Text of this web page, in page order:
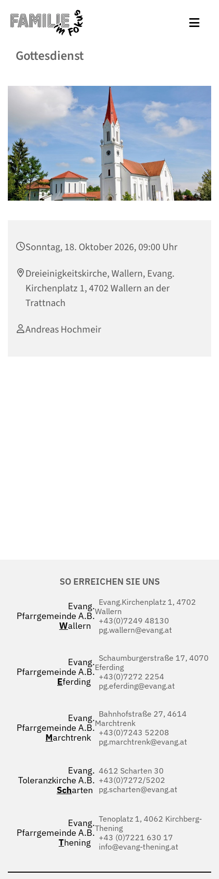
Gottesdienst
Sonntag, 18. Oktober 2026, 09:00 Uhr
Dreieinigkeitskirche, Wallern, Evang.
Kirchenplatz 1, 4702 Wallern an der
Trattnach
Andreas Hochmeir
SO ERREICHEN SIE UNS
Evang.
Pfarrgemeinde A.B.
Wallern
Evang.Kirchenplatz 1, 4702
Wallern
+43(0)7249 48130
pg.wallern@evang.at
Evang.
Pfarrgemeinde A.B.
Eferding
Schaumburgerstraße 17, 4070
Eferding
+43(0)7272 2254
pg.eferding@evang.at
Evang.
Pfarrgemeinde A.B.
Marchtrenk
Bahnhofstraße 27, 4614
Marchtrenk
+43(0)7243 52208
pg.marchtrenk@evang.at
Evang.
Toleranzkirche A.B.
Scharten
4612 Scharten 30
+43(0)7272/5202
pg.scharten@evang.at
Evang.
Pfarrgemeinde A.B.
Thening
Tenoplatz 1, 4062 Kirchberg-
Thening
+43 (0)7221 630 17
info@evang-thening.at